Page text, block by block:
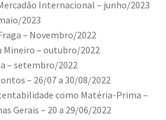
Internacional – junho/2023
2023
– Novembro/2022
Mineiro – outubro/2022
– setembro/2022
– 26/07 a 30/08/2022
como Matéria-Prima –
Gerais – 20 a 29/06/2022